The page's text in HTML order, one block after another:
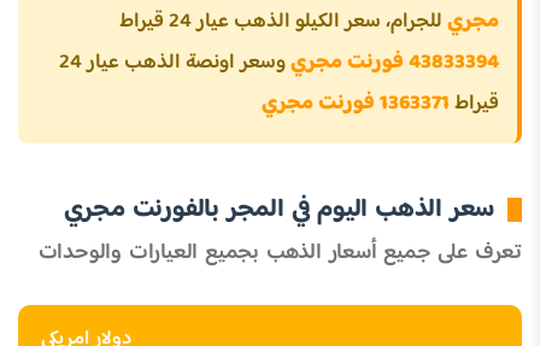
مجريللجرام، سعر الكيلو الذهب عيار 24 قيراط
43833394 فورنت مجري
وسعر اونصة الذهب عيار 24
قيراط1363371 فورنت مجري
سعر الذهب اليوم في المجر بالفورنت مجري
تعرف على جميع أسعار الذهب بجميع العيارات والوحدات
دولار امريكي